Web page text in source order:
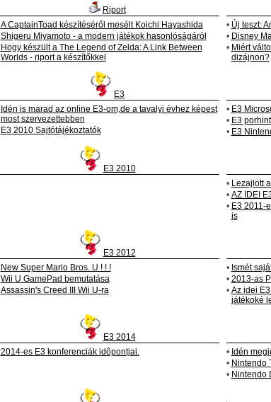
Riport
A CaptainToad készítéséről mesélt Koichi Hayashida
Shigeru Miyamoto - a modern játékok hasonlóságáról
Hogy készült a The Legend of Zelda: A Link Between
Worlds - riport a készítőkkel
• Új teszt:
• Disney
• Miért
dizájnon?
E3
Idén is marad az online E3-om,de a tavalyi évhez képest
most szervezettebben
E3 2010 Sajtótájékoztatók
• E3
• E3
• E3
E3 2010
• Lezajlott
• AZ IDEI
• E3 2011-
is
E3 2012
New Super Mario Bros. U ! ! !
Wii U GamePad bemutatása
Assassin's Creed III Wii U-ra
• Ismét
• 2013-as
• Az idei
játékoké
E3 2014
2014-es E3 konferenciák idôpontjai.
• Idén
• Nintendo
• Nintendo